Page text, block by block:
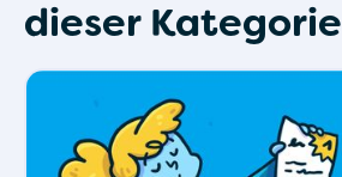
dieser Kategorie